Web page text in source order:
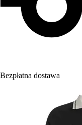
Bezpłatna dostawa